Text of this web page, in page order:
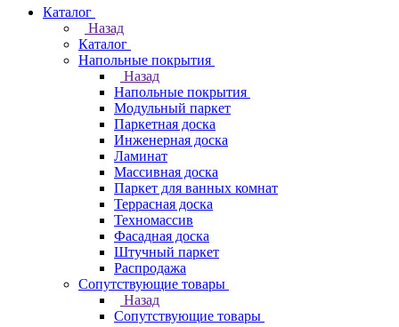
Каталог
Назад
Каталог
Напольные покрытия
Назад
Напольные покрытия
Модульный паркет
Паркетная доска
Инженерная доска
Ламинат
Массивная доска
Паркет для ванных комнат
Террасная доска
Техномассив
Фасадная доска
Штучный паркет
Распродажа
Сопутствующие товары
Назад
Сопутствующие товары